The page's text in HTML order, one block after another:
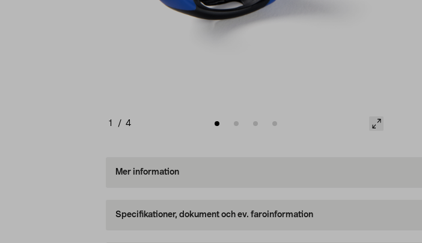
1 / 4
Mer information
Specifikationer, dokument och ev. faroinformation